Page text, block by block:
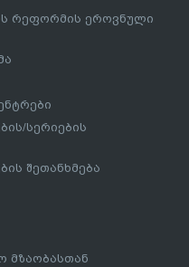
რეფორმის ეროვნული
სერიების
შეთანხმება
მზაობასთან